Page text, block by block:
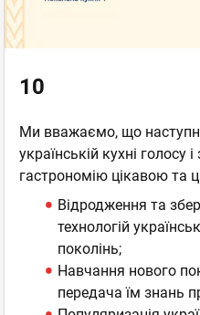
10
Ми вважаємо, що
українській кухні голосу
гастрономію цікавою та
Відродження та
технологій
поколінь;
Навчання нового
передача їм знань